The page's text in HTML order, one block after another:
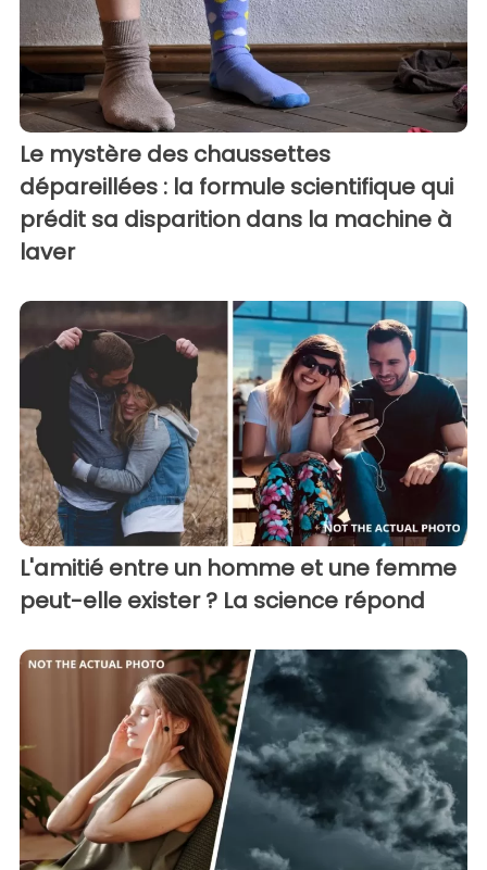
Le mystère des chaussettes
dépareillées : la formule scientifique qui
prédit sa disparition dans la machine à
laver
L'amitié entre un homme et une femme
peut-elle exister ? La science répond